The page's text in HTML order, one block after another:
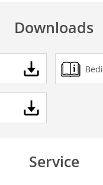
Downloads
Service